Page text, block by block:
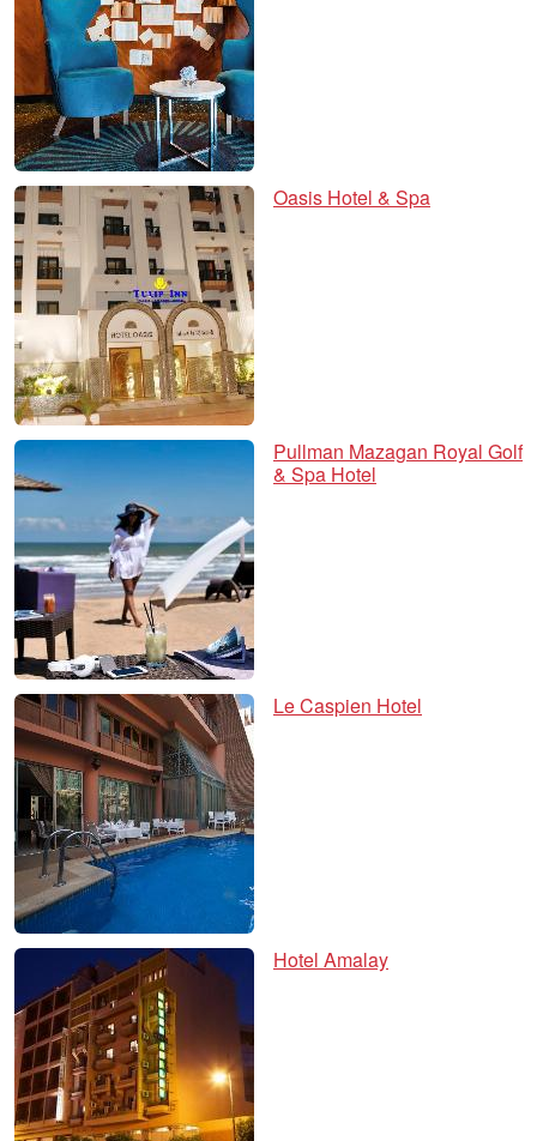
Oasis Hotel & Spa
Pullman Mazagan Royal Golf
& Spa Hotel
Le Caspien Hotel
Hotel Amalay